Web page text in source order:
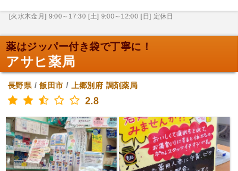
[火水木金月] 9:00～17:30 [土] 9:00～12:00 [日] 定休日
薬はジッパー付き袋で丁寧に！
アサヒ薬局
長野県/飯田市 / 上郷別府 調剤薬局
2.8